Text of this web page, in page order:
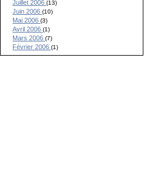
Juillet 2006(13)
Juin 2006(10)
Mai 2006(3)
Avril 2006(1)
Mars 2006(7)
Février 2006(1)